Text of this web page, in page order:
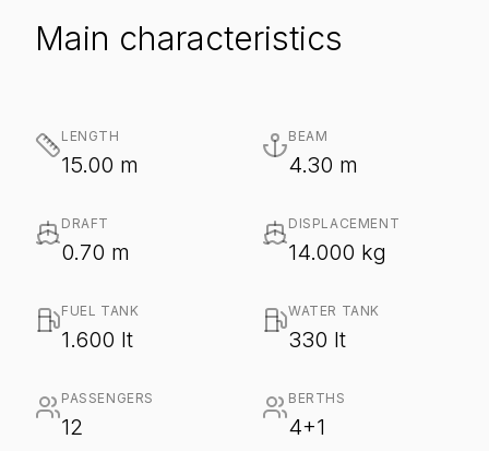
Main characteristics
LENGTH
15.00 m
BEAM
4.30 m
DRAFT
0.70 m
DISPLACEMENT
14.000 kg
FUEL TANK
1.600 lt
WATER TANK
330 lt
PASSENGERS
12
BERTHS
4+1